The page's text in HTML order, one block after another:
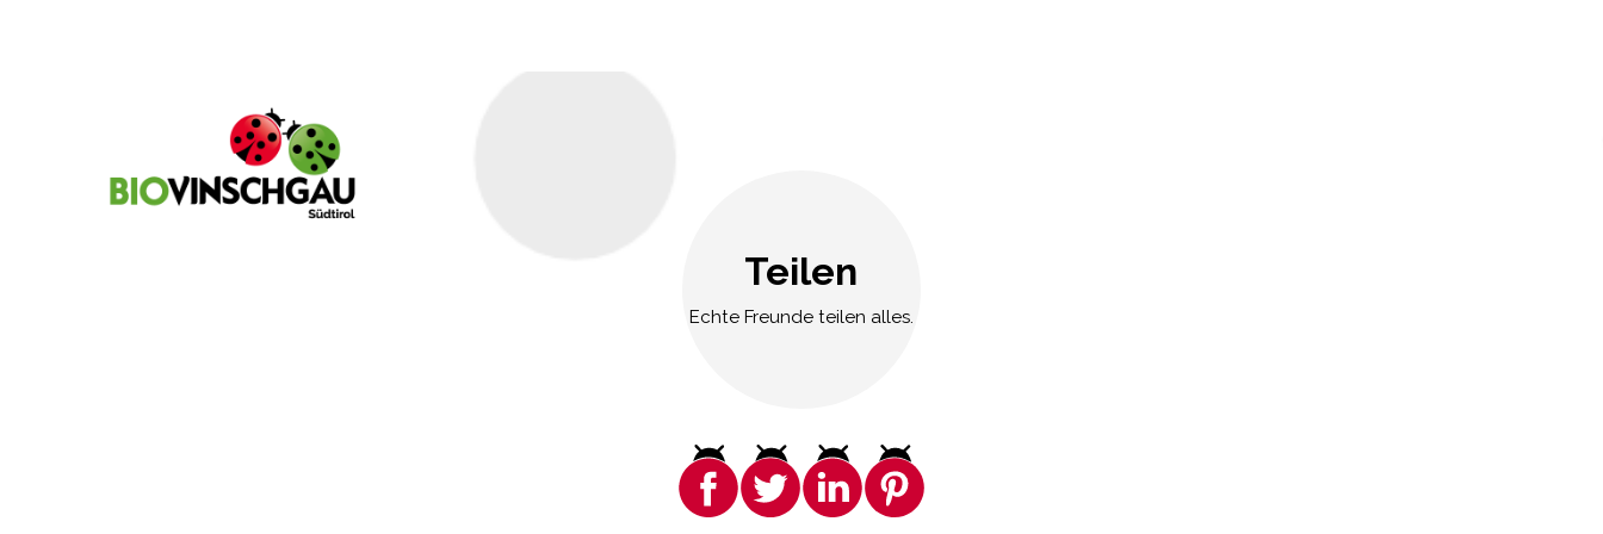
Teilen
Echte Freunde teilen alles.